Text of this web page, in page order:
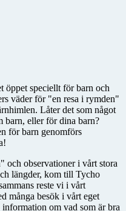
öppet speciellt för barn och
väder för "en resa i rymden"
Låter det som något
barn, eller för dina barn?
för barn genomförs
och observationer i vårt stora
längder, kom till Tycho
reste vi i vårt
många besök i vårt eget
om vad som är bra